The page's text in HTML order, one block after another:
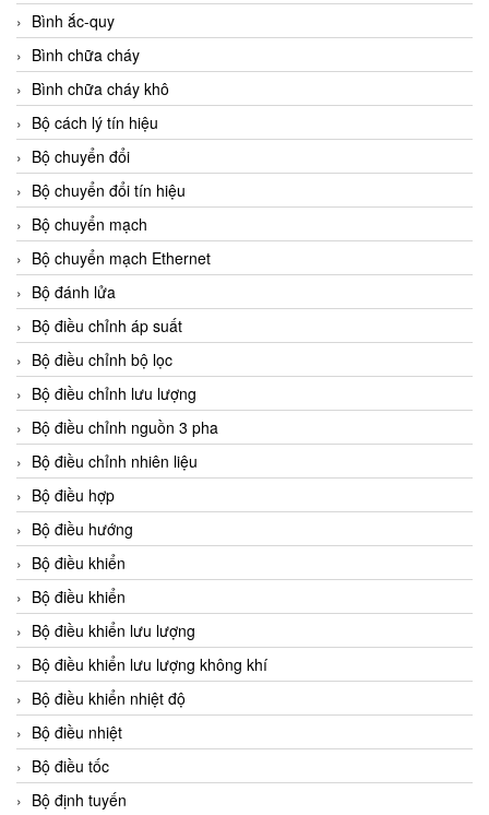
Bình ắc-quy
Bình chữa cháy
Bình chữa cháy khô
Bộ cách lý tín hiệu
Bộ chuyển đổi
Bộ chuyển đổi tín hiệu
Bộ chuyển mạch
Bộ chuyển mạch Ethernet
Bộ đánh lửa
Bộ điều chỉnh áp suất
Bộ điều chỉnh bộ lọc
Bộ điều chỉnh lưu lượng
Bộ điều chỉnh nguồn 3 pha
Bộ điều chỉnh nhiên liệu
Bộ điều hợp
Bộ điều hướng
Bộ điều khiển
Bộ điều khiển
Bộ điều khiển lưu lượng
Bộ điều khiển lưu lượng không khí
Bộ điều khiển nhiệt độ
Bộ điều nhiệt
Bộ điều tốc
Bộ định tuyến